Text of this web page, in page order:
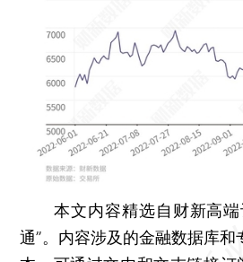
本文内容精选自财新高端
通”。内容涉及的金融数据库和